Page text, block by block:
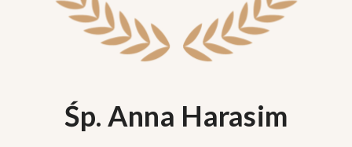
Śp. Anna Harasim